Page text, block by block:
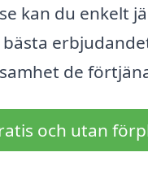
kan du enkelt
de
och utan